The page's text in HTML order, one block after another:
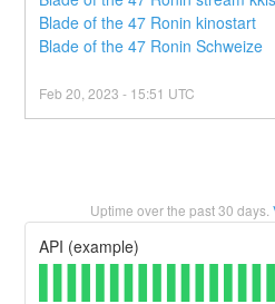
Blade of the 47 Ronin kinostart
Blade of the 47 Ronin Schweize
Feb20 ,2023 - 15:51 UTC
Uptime over the past30 days.
API (example)